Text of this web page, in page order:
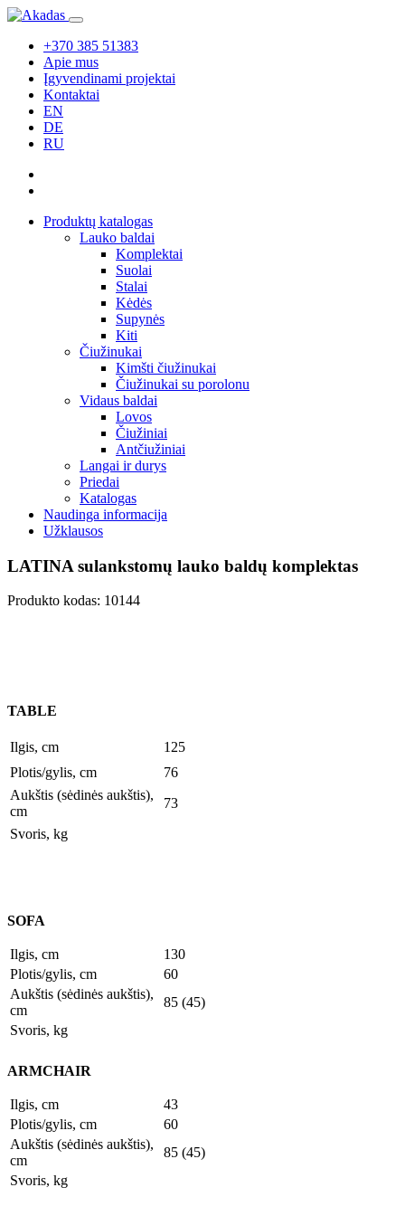
+370 385 51383
Apie mus
Įgyvendinami projektai
Kontaktai
EN
DE
RU
Produktų katalogas
Lauko baldai
Komplektai
Suolai
Stalai
Kėdės
Supynės
Kiti
Čiužinukai
Kimšti čiužinukai
Čiužinukai su porolonu
Vidaus baldai
Lovos
Čiužiniai
Antčiužiniai
Langai ir durys
Priedai
Katalogas
Naudinga informacija
Užklausos
LATINA sulankstomų lauko baldų komplektas
Produkto kodas: 10144
TABLE
Ilgis, cm
125
Plotis/gylis, cm
76
Aukštis (sėdinės aukštis),
cm
73
Svoris, kg
SOFA
Ilgis, cm
130
Plotis/gylis, cm
60
Aukštis (sėdinės aukštis),
cm
85 (45)
Svoris, kg
ARMCHAIR
Ilgis, cm
43
Plotis/gylis, cm
60
Aukštis (sėdinės aukštis),
cm
85 (45)
Svoris, kg